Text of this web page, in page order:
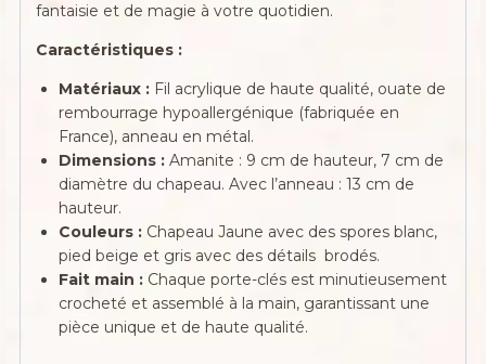
fantaisie et de magie à votre quotidien.
Caractéristiques :
Matériaux : Fil acrylique de haute qualité, ouate de
rembourrage hypoallergénique (fabriquée en
France), anneau en métal.
Dimensions : Amanite : 9 cm de hauteur, 7 cm de
diamètre du chapeau. Avec l’anneau : 13 cm de
hauteur.
Couleurs : Chapeau Jaune avec des spores blanc,
pied beige et gris avec des détails brodés.
Fait main : Chaque porte-clés est minutieusement
crocheté et assemblé à la main, garantissant une
pièce unique et de haute qualité.